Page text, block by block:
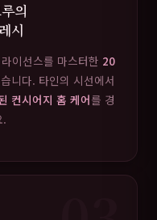
의
시
이선스를 마스터한 20
니다. 타인의 시선에서
컨시어지 홈 케어를 경
.